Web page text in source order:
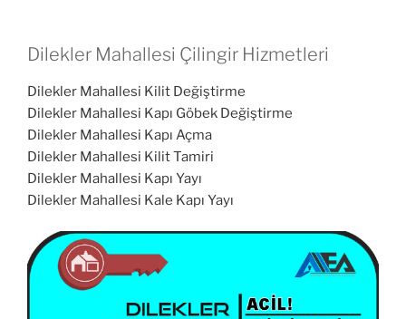
Dilekler Mahallesi Çilingir Hizmetleri
Dilekler Mahallesi Kilit Değiştirme
Dilekler Mahallesi Kapı Göbek Değiştirme
Dilekler Mahallesi Kapı Açma
Dilekler Mahallesi Kilit Tamiri
Dilekler Mahallesi Kapı Yayı
Dilekler Mahallesi Kale Kapı Yayı